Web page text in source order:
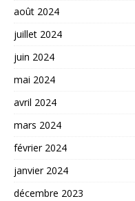
août 2024
juillet 2024
juin 2024
mai 2024
avril 2024
mars 2024
février 2024
janvier 2024
décembre 2023